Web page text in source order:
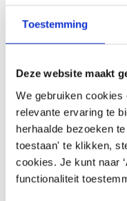
Toestemming
Deze website maakt
We gebruiken
relevante ervaring te
herhaalde bezoeken
toestaan' te klikken,
cookies. Je kunt naar
functionaliteit
Leer trompet
nodig. Daarnaast is
plaats van naspelen.
kennis van
tijdens de lessen.
De meeste
kinderen vanaf zes